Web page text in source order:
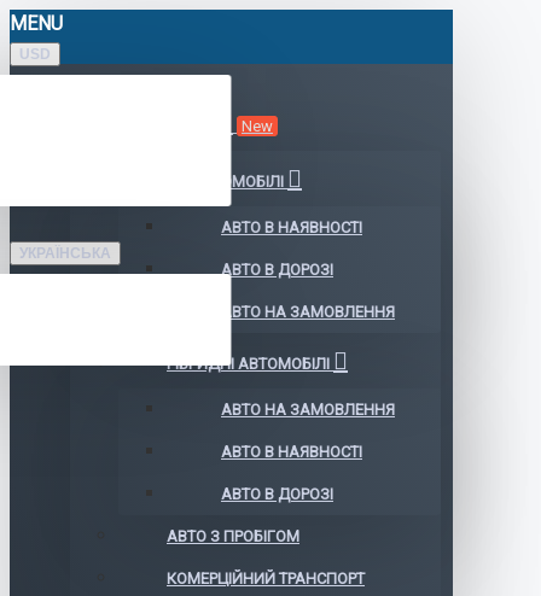
MENU
USD
УКРАЇНСЬКА
New
ЕЛЕКТРОМОБІЛІ
АВТО В НАЯВНОСТІ
АВТО В ДОРОЗІ
АВТО НА ЗАМОВЛЕННЯ
ГІБРИДНІ АВТОМОБІЛІ
АВТО НА ЗАМОВЛЕННЯ
АВТО В НАЯВНОСТІ
АВТО В ДОРОЗІ
АВТО З ПРОБІГОМ
КОМЕРЦІЙНИЙ ТРАНСПОРТ